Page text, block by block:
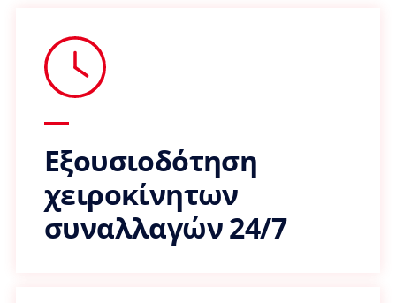
Εξουσιοδότηση
χειροκίνητων
συναλλαγών 24/7